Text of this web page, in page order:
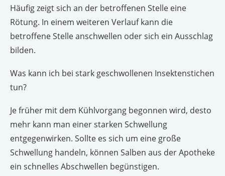
Häufig zeigt sich an der betroffenen Stelle eine
Rötung. In einem weiteren Verlauf kann die
betroffene Stelle anschwellen oder sich ein Ausschlag
bilden.
Was kann ich bei stark geschwollenen Insektenstichen
tun?
Je früher mit dem Kühlvorgang begonnen wird, desto
mehr kann man einer starken Schwellung
entgegenwirken. Sollte es sich um eine große
Schwellung handeln, können Salben aus der Apotheke
ein schnelles Abschwellen begünstigen.